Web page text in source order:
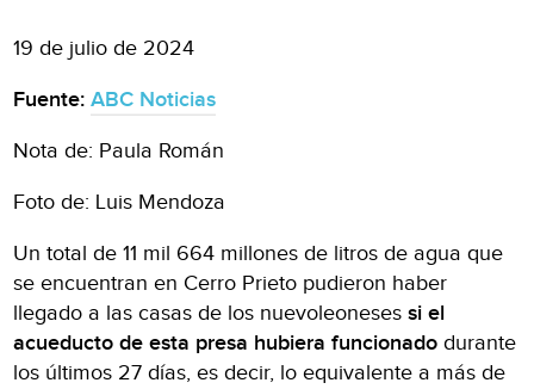
19 de julio de 2024
Fuente:ABC Noticias
Nota de: Paula Román
Foto de: Luis Mendoza
Un total de 11 mil 664 millones de litros de agua que
se encuentran en Cerro Prieto pudieron haber
llegado a las casas de los nuevoleonesessi el
acueducto de esta presa hubiera funcionado durante
los últimos 27 días, es decir, lo equivalente a más de